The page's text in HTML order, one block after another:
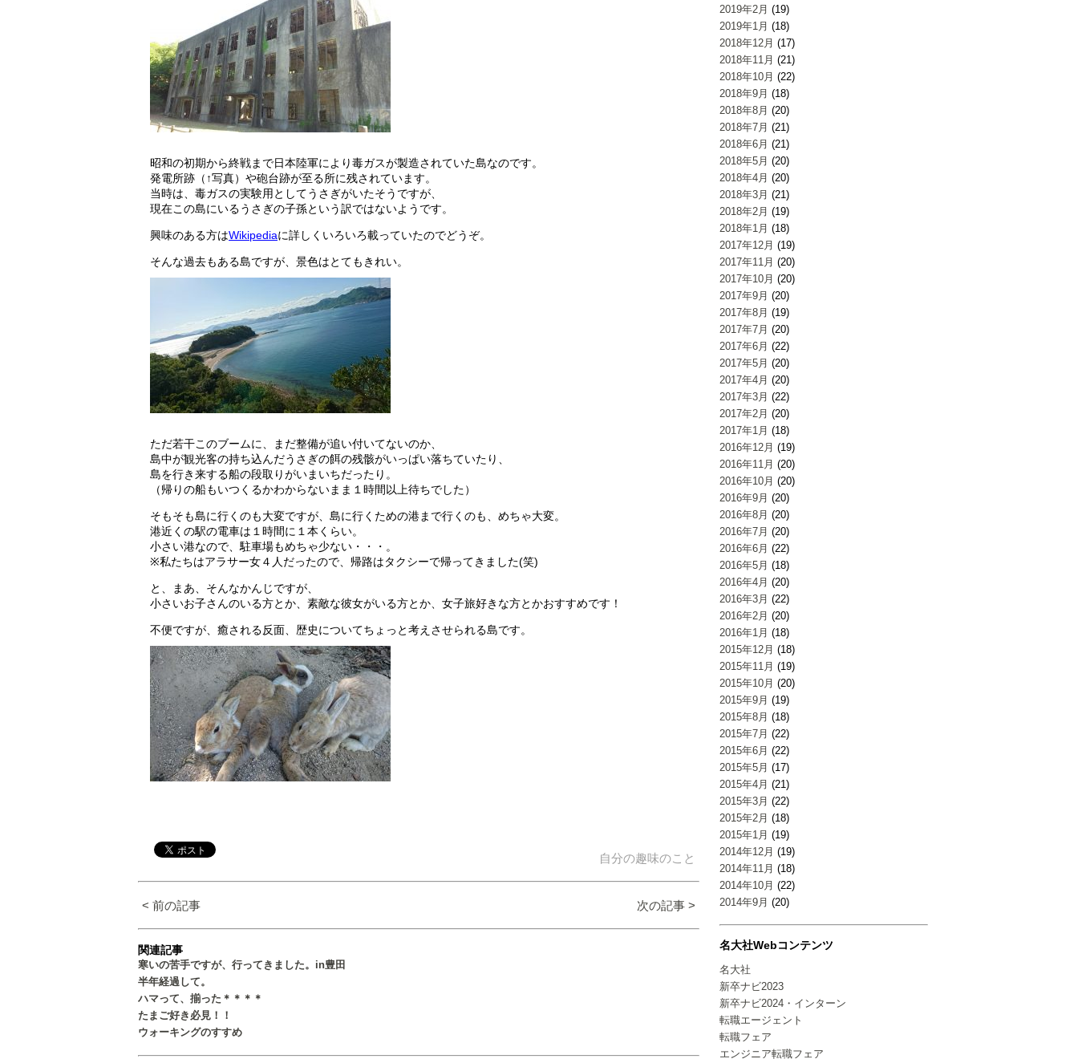
2019年2月 (19)
2019年1月 (18)
2018年12月 (17)
2018年11月 (21)
2018年10月 (22)
2018年9月 (18)
2018年8月 (20)
2018年7月 (21)
2018年6月 (21)
2018年5月 (20)
2018年4月 (20)
2018年3月 (21)
2018年2月 (19)
2018年1月 (18)
2017年12月 (19)
2017年11月 (20)
2017年10月 (20)
2017年9月 (20)
2017年8月 (19)
2017年7月 (20)
2017年6月 (22)
2017年5月 (20)
2017年4月 (20)
2017年3月 (22)
2017年2月 (20)
2017年1月 (18)
2016年12月 (19)
2016年11月 (20)
2016年10月 (20)
2016年9月 (20)
2016年8月 (20)
2016年7月 (20)
2016年6月 (22)
2016年5月 (18)
2016年4月 (20)
2016年3月 (22)
2016年2月 (20)
2016年1月 (18)
2015年12月 (18)
2015年11月 (19)
2015年10月 (20)
2015年9月 (19)
2015年8月 (18)
2015年7月 (22)
2015年6月 (22)
2015年5月 (17)
2015年4月 (21)
2015年3月 (22)
2015年2月 (18)
2015年1月 (19)
2014年12月 (19)
2014年11月 (18)
2014年10月 (22)
2014年9月 (20)
名大社Webコンテンツ
名大社
新卒ナビ2023
新卒ナビ2024・インターン
転職エージェント
転職フェア
エンジニア転職フェア
昭和の初期から終戦まで日本陸軍により毒ガスが製造されていた島なのです。
発電所跡（↑写真）や砲台跡が至る所に残されています。
当時は、毒ガスの実験用としてうさぎがいたそうですが、
現在この島にいるうさぎの子孫という訳ではないようです。
興味のある方はWikipediaに詳しくいろいろ載っていたのでどうぞ。
そんな過去もある島ですが、景色はとてもきれい。
ただ若干このブームに、まだ整備が追い付いてないのか、
島中が観光客の持ち込んだうさぎの餌の残骸がいっぱい落ちていたり、
島を行き来する船の段取りがいまいちだったり。
（帰りの船もいつくるかわからないまま１時間以上待ちでした）
そもそも島に行くのも大変ですが、島に行くための港まで行くのも、めちゃ大変。
港近くの駅の電車は１時間に１本くらい。
小さい港なので、駐車場もめちゃ少ない・・・。
※私たちはアラサー女４人だったので、帰路はタクシーで帰ってきました(笑)
と、まあ、そんなかんじですが、
小さいお子さんのいる方とか、素敵な彼女がいる方とか、女子旅好きな方とかおすすめです！
不便ですが、癒される反面、歴史についてちょっと考えさせられる島です。
自分の趣味のこと
< 前の記事 次の記事 >
関連記事
寒いの苦手ですが、行ってきました。in豊田
半年経過して。
ハマって、揃った＊＊＊＊
たまご好き必見！！
ウォーキングのすすめ